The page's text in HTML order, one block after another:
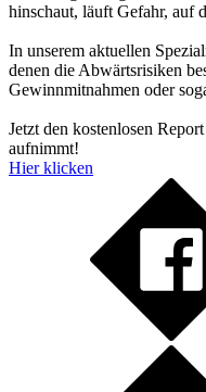
hinschaut, läuft Gefahr, auf
In unserem aktuellen
denen die Abwärtsrisiken
Gewinnmitnahmen oder
Jetzt den kostenlosen
aufnimmt!
Hier klicken